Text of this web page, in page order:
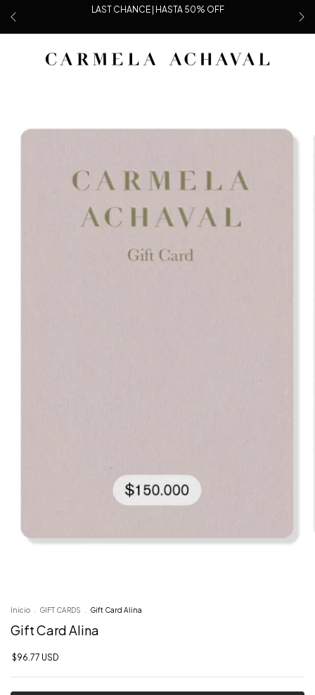
LAST CHANCE | HASTA 50% OFF
Inicio GIFT CARDS Gift Card Alina
Gift Card Alina
$96.77 USD